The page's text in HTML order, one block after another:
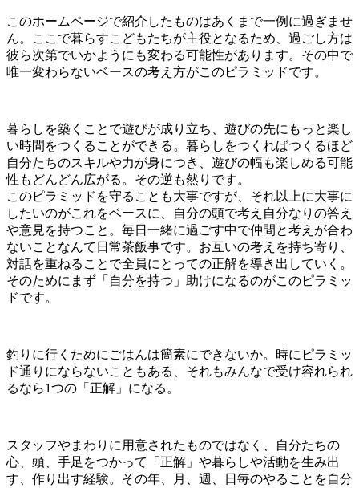
このホームページで紹介したものはあくまで一例に過ぎませ
ん。ここで暮らすこどもたちが主役となるため、過ごし方は
彼ら次第でいかようにも変わる可能性があります。その中で
唯一変わらないベースの考え方がこのピラミッドです。
暮らしを築くことで遊びが成り立ち、遊びの先にもっと楽し
い時間をつくることができる。暮らしをつくればつくるほど
自分たちのスキルや力が身につき、遊びの幅も楽しめる可能
性もどんどん広がる。その逆も然りです。
このピラミッドを守ることも大事ですが、それ以上に大事に
したいのがこれをベースに、自分の頭で考え自分なりの答え
や意見を持つこと。毎日一緒に過ごす中で仲間と考えが合わ
ないことなんて日常茶飯事です。お互いの考えを持ち寄り、
対話を重ねることで全員にとっての正解を導き出していく。
そのためにまず「自分を持つ」助けになるのがこのピラミッ
ドです。
釣りに行くためにごはんは簡素にできないか。時にピラミッ
ド通りにならないこともある、それもみんなで受け容れられ
るなら1つの「正解」になる。
スタッフやまわりに用意されたものではなく、自分たちの
心、頭、手足をつかって「正解」や暮らしや活動を生み出
す、作り出す経験。その年、月、週、日毎のやることを自分